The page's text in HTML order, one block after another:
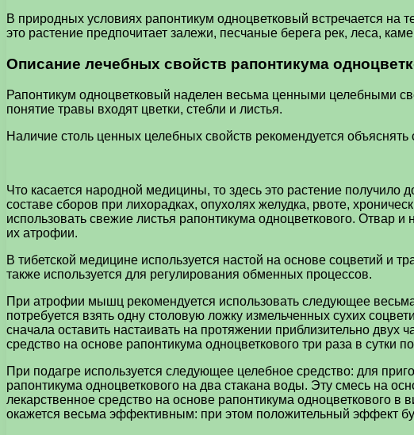
В природных условиях рапонтикум одноцветковый встречается
это растение предпочитает залежи, песчаные берега рек, леса,
Описание лечебных свойств рапонтикума
Рапонтикум одноцветковый наделен весьма ценными целебными
понятие травы входят цветки, стебли и листья.
Наличие столь ценных целебных свойств рекомендуется
Что касается народной медицины, то здесь это растение
составе сборов при лихорадках, опухолях желудка, рвоте,
использовать свежие листья рапонтикума одноцветкового. Отвар
их атрофии.
В тибетской медицине используется настой на основе соцветий и
также используется для регулирования обменных процессов.
При атрофии мышц рекомендуется использовать следующее
потребуется взять одну столовую ложку измельченных сухих
сначала оставить настаивать на протяжении приблизительно
средство на основе рапонтикума одноцветкового три раза в
При подагре используется следующее целебное средство: для
рапонтикума одноцветкового на два стакана воды. Эту смесь на
лекарственное средство на основе рапонтикума одноцветкового
окажется весьма эффективным: при этом положительный эффект